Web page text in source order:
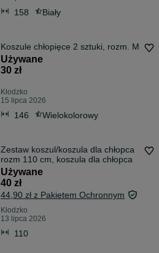
158 Biały
Koszule chłopięce 2 sztuki, rozm. M
Używane
30 zł
Kłodzko
15 lipca 2026
146 Wielokolorowy
Zestaw koszul/koszula dla chłopca
rozm 110 cm, koszula dla chłopca
Używane
40 zł
44,90 zł z Pakietem Ochronnym
Kłodzko
13 lipca 2026
110